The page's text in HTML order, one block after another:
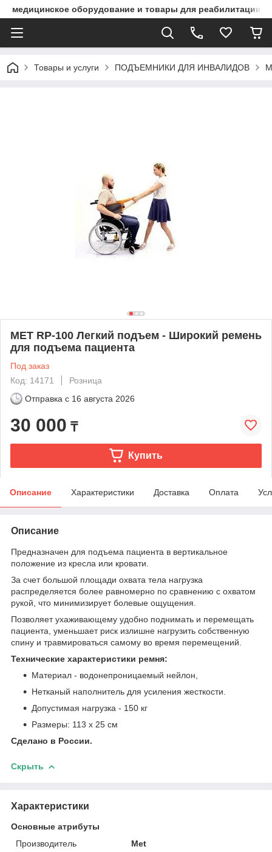
медицинское оборудование и товары для реабилитации
Товары и услуги ПОДЪЕМНИКИ ДЛЯ ИНВАЛИДОВ
MET RP-100 Легкий подъем - Широкий ремень
для подъема пациента
Под заказ
Код: 14171
Розница
Отправка с 16 августа 2026
30 000 ₸
Купить
Описание Характеристики Доставка Оплата
Описание
Предназначен для подъема пациента в вертикальное
положение из кресла или кровати.
За счет большой площади охвата тела нагрузка
распределяется более равномерно по сравнению с охватом
рукой, что минимизирует болевые ощущения.
Позволяет ухаживающему удобно поднимать и перемещать
пациента, уменьшает риск излишне нагрузить собственную
спину и травмироваться самому во время перемещений.
Технические характеристики ремня:
Материал - водонепроницаемый нейлон,
Нетканый наполнитель для усиления жесткости.
Допустимая нагрузка - 150 кг
Размеры: 113 х 25 см
Сделано в России.
Скрыть
Характеристики
Основные атрибуты
Производитель
Met